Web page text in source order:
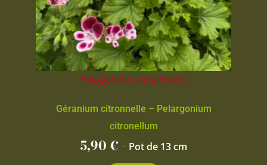
Indisponible actuellement
Géranium citronnelle – Pelargonium
citronellum
5,90€ - Pot de 13 cm